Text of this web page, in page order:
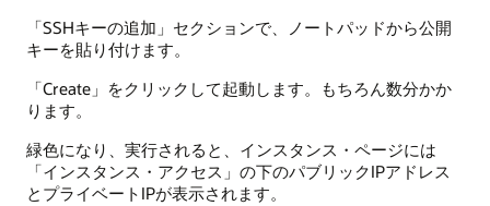
「SSHキーの追加」セクションで、ノートパッドから公開
キーを貼り付けます。
「Create」をクリックして起動します。もちろん数分かか
ります。
緑色になり、実行されると、インスタンス・ページには
「インスタンス・アクセス」の下のパブリックIPアドレス
とプライベートIPが表示されます。